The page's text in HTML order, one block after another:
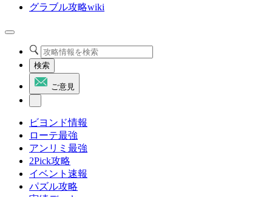
グラブル攻略wiki
検索
ご意見
ビヨンド情報
ローテ最強
アンリミ最強
2Pick攻略
イベント速報
パズル攻略